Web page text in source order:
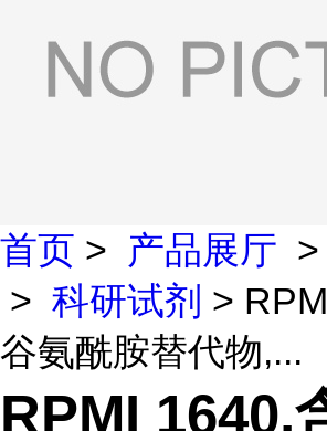
首页 > 产品展厅 >
> 科研试剂 >
谷氨酰胺替代物,...
RPMI 1640,